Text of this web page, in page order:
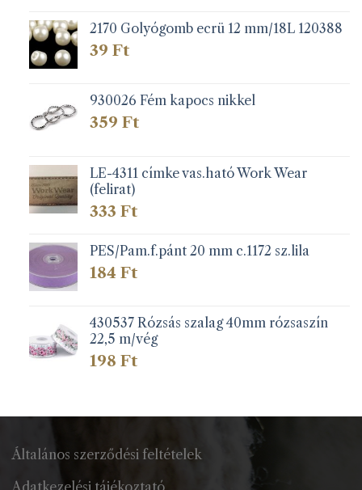
2170 Golyógomb ecrü 12 mm/18L 120388
39 Ft
930026 Fém kapocs nikkel
359 Ft
LE-4311 címke vas.ható Work Wear
(felirat)
333 Ft
PES/Pam.f.pánt 20 mm c.1172 sz.lila
184 Ft
430537 Rózsás szalag 40mm rózsaszín
22,5 m/vég
198 Ft
Általános szerződési feltételek
Adatkezelési tájékoztató